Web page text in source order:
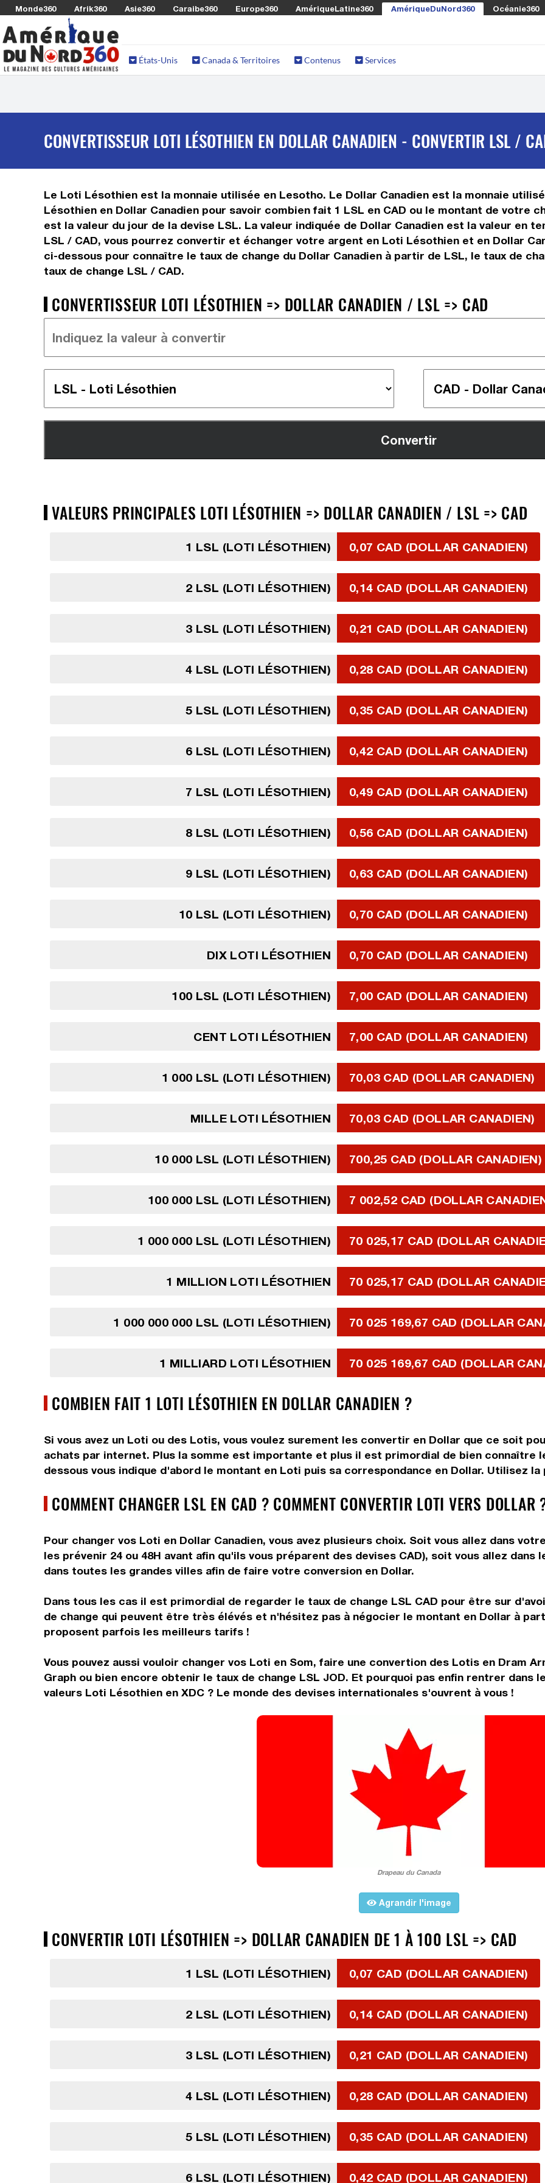
Monde360 Afrik360 Asie360 Caraibe360 Europe360 AmériqueLatine360 AmériqueDuNord360 Océanie360
États-Unis Canada & Territoires Contenus Services
CONVERTISSEUR LOTI LÉSOTHIEN EN DOLLAR CANADIEN - CONVERTIR LSL /
Le Loti Lésothien est la monnaie utilisée en Lesotho. Le Dollar Canadien est la monnaie
Lésothien en Dollar Canadien pour savoir combien fait 1 LSL en CAD ou le montant de votre
est la valeur du jour de la devise LSL. La valeur indiquée de Dollar Canadien est la valeur en
LSL / CAD, vous pourrez convertir et échanger votre argent en Loti Lésothien et en Dollar
ci-dessous pour connaître le taux de change du Dollar Canadien à partir de LSL, le taux de
taux de change LSL / CAD.
CONVERTISSEUR LOTI LÉSOTHIEN => DOLLAR CANADIEN / LSL => CAD
VALEURS PRINCIPALES LOTI LÉSOTHIEN => DOLLAR CANADIEN / LSL => CAD
1 LSL (LOTI LÉSOTHIEN) 0,07 CAD (DOLLAR CANADIEN)
2 LSL (LOTI LÉSOTHIEN) 0,14 CAD (DOLLAR CANADIEN)
3 LSL (LOTI LÉSOTHIEN) 0,21 CAD (DOLLAR CANADIEN)
4 LSL (LOTI LÉSOTHIEN) 0,28 CAD (DOLLAR CANADIEN)
5 LSL (LOTI LÉSOTHIEN) 0,35 CAD (DOLLAR CANADIEN)
6 LSL (LOTI LÉSOTHIEN) 0,42 CAD (DOLLAR CANADIEN)
7 LSL (LOTI LÉSOTHIEN) 0,49 CAD (DOLLAR CANADIEN)
8 LSL (LOTI LÉSOTHIEN) 0,56 CAD (DOLLAR CANADIEN)
9 LSL (LOTI LÉSOTHIEN) 0,63 CAD (DOLLAR CANADIEN)
10 LSL (LOTI LÉSOTHIEN) 0,70 CAD (DOLLAR CANADIEN)
DIX LOTI LÉSOTHIEN 0,70 CAD (DOLLAR CANADIEN)
100 LSL (LOTI LÉSOTHIEN) 7,00 CAD (DOLLAR CANADIEN)
CENT LOTI LÉSOTHIEN 7,00 CAD (DOLLAR CANADIEN)
1 000 LSL (LOTI LÉSOTHIEN) 70,03 CAD (DOLLAR CANADIEN)
MILLE LOTI LÉSOTHIEN 70,03 CAD (DOLLAR CANADIEN)
10 000 LSL (LOTI LÉSOTHIEN) 700,25 CAD (DOLLAR CANADIEN)
100 000 LSL (LOTI LÉSOTHIEN) 7 002,52 CAD (DOLLAR
1 000 000 LSL (LOTI LÉSOTHIEN) 70 025,17 CAD (DOLLAR
1 MILLION LOTI LÉSOTHIEN 70 025,17 CAD (DOLLAR
1 000 000 000 LSL (LOTI LÉSOTHIEN) 70 025 169,67 CAD (DOLLAR
1 MILLIARD LOTI LÉSOTHIEN 70 025 169,67 CAD (DOLLAR
COMBIEN FAIT 1 LOTI LÉSOTHIEN EN DOLLAR CANADIEN ?
Si vous avez un Loti ou des Lotis, vous voulez surement les convertir en Dollar que ce soit
achats par internet. Plus la somme est importante et plus il est primordial de bien connaître
dessous vous indique d'abord le montant en Loti puis sa correspondance en Dollar. Utilisez
COMMENT CHANGER LSL EN CAD ? COMMENT CONVERTIR LOTI VERS DOLLAR
Pour changer vos Loti en Dollar Canadien, vous avez plusieurs choix. Soit vous allez dans
les prévenir 24 ou 48H avant afin qu'ils vous préparent des devises CAD), soit vous allez dans
dans toutes les grandes villes afin de faire votre conversion en Dollar.
Dans tous les cas il est primordial de regarder le taux de change LSL CAD pour être sur
de change qui peuvent être très élévés et n'hésitez pas à négocier le montant en Dollar à
proposent parfois les meilleurs tarifs !
Vous pouvez aussi vouloir changer vos Loti en Som, faire une convertion des Lotis en Dram
Graph ou bien encore obtenir le taux de change LSL JOD. Et pourquoi pas enfin rentrer dans
valeurs Loti Lésothien en XDC ? Le monde des devises internationales s'ouvrent à vous !
Drapeau du Canada
Agrandir l'image
CONVERTIR LOTI LÉSOTHIEN => DOLLAR CANADIEN DE 1 À 100 LSL => CAD
1 LSL (LOTI LÉSOTHIEN) 0,07 CAD (DOLLAR CANADIEN)
2 LSL (LOTI LÉSOTHIEN) 0,14 CAD (DOLLAR CANADIEN)
3 LSL (LOTI LÉSOTHIEN) 0,21 CAD (DOLLAR CANADIEN)
4 LSL (LOTI LÉSOTHIEN) 0,28 CAD (DOLLAR CANADIEN)
5 LSL (LOTI LÉSOTHIEN) 0,35 CAD (DOLLAR CANADIEN)
6 LSL (LOTI LÉSOTHIEN) 0,42 CAD (DOLLAR CANADIEN)